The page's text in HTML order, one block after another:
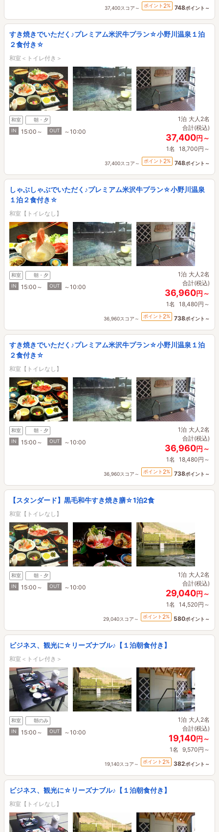
37,400スコア～ ポイント 2% 748ポイント～
すき焼きでいただく♪プレミアム米沢牛プラン☆小野川温泉１泊
２食付き☆
和室＜トイレ付き＞
和室
朝・夕
IN
15:00～ OUT ～10:00
1泊 大人2名
合計(税込)
37,400円～
1名 18,700円～
37,400スコア～ ポイント 2% 748ポイント～
しゃぶしゃぶでいただく♪プレミアム米沢牛プラン☆小野川温泉
１泊２食付き☆
和室【トイレなし】
和室
朝・夕
IN
15:00～ OUT ～10:00
1泊 大人2名
合計(税込)
36,960円～
1名 18,480円～
36,960スコア～ ポイント 2% 738ポイント～
すき焼きでいただく♪プレミアム米沢牛プラン☆小野川温泉１泊
２食付き☆
和室【トイレなし】
和室
朝・夕
IN
15:00～ OUT ～10:00
1泊 大人2名
合計(税込)
36,960円～
1名 18,480円～
36,960スコア～ ポイント 2% 738ポイント～
【スタンダード】黒毛和牛すき焼き膳☆1泊2食
和室【トイレなし】
和室
朝・夕
IN
15:00～ OUT ～10:00
1泊 大人2名
合計(税込)
29,040円～
1名 14,520円～
29,040スコア～ ポイント 2% 580ポイント～
ビジネス、観光に☆リーズナブル♪【１泊朝食付き】
和室＜トイレ付き＞
和室
朝のみ
IN
15:00～ OUT ～10:00
1泊 大人2名
合計(税込)
19,140円～
1名 9,570円～
19,140スコア～ ポイント 2% 382ポイント～
ビジネス、観光に☆リーズナブル♪【１泊朝食付き】
和室【トイレなし】